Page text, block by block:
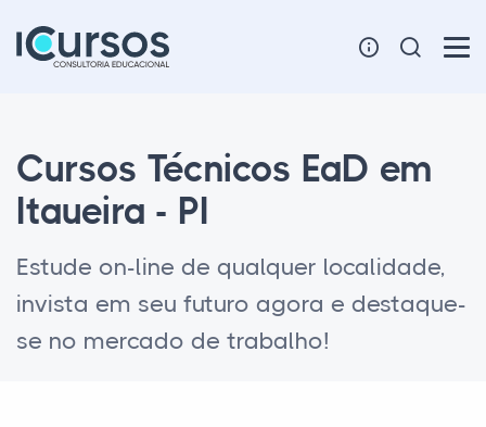
Cursos Técnicos EaD em
Itaueira - PI
Estude on-line de qualquer localidade,
invista em seu futuro agora e destaque-
se no mercado de trabalho!